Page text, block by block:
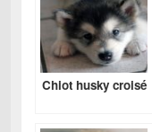
Chiot husky croisé